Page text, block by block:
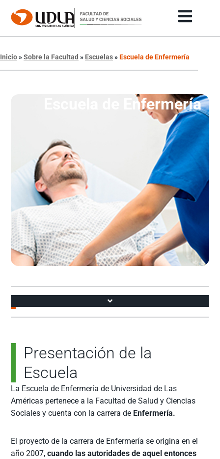
Inicio»Sobre la Facultad » Escuelas»Escuela de Enfermería
Escuela de Enfermería
Presentación de la
Escuela
La Escuela de Enfermería de Universidad de Las
Américas pertenece a la Facultad de Salud y Ciencias
Sociales y cuenta con la carrera de Enfermería.
El proyecto de la carrera de Enfermería se origina en el
año 2007,cuando las autoridades de aquel entonces